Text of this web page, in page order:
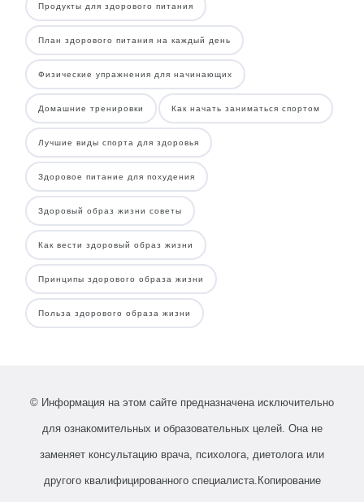
Продукты для здорового питания
План здорового питания на каждый день
Физические упражнения для начинающих
Домашние тренировки Как начать заниматься спортом
Лучшие виды спорта для здоровья
Здоровое питание для похудения
Здоровый образ жизни советы
Как вести здоровый образ жизни
Принципы здорового образа жизни
Польза здорового образа жизни
© Информация на этом сайте предназначена исключительно
для ознакомительных и образовательных целей. Она не
заменяет консультацию врача, психолога, диетолога или
другого квалифицированного специалиста.Копирование